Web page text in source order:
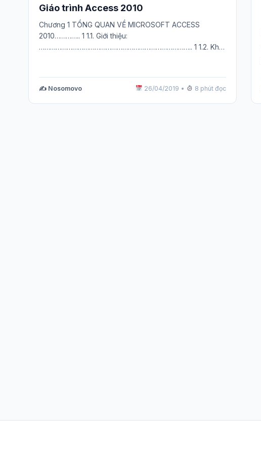
Giáo trình Access 2010
Chương 1 TỔNG QUAN VỀ MICROSOFT ACCESS
2010………….. 1 1.1. Giới thiệu:
……………………………………………………………………….. 1 1.2. Khởi
✍️ Nosomovo 26/04/2019 • 8 phút đọc